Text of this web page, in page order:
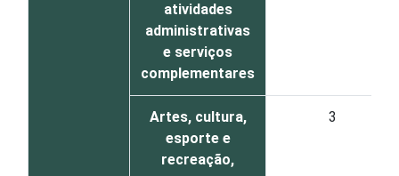
atividades
administrativas
e serviços
complementares
Artes, cultura,
esporte e
recreação,
3